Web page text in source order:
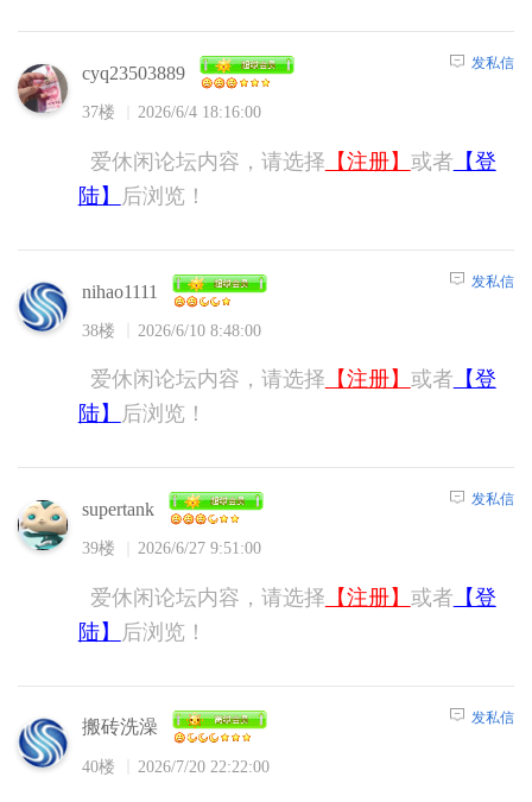
cyq23503889
37楼 2026/6/4 18:16:00
发私信
爱休闲论坛内容，请选择 【注册】 或者 【登
陆】
后浏览！
nihao1111
38楼 2026/6/10 8:48:00
发私信
爱休闲论坛内容，请选择 【注册】 或者 【登
陆】
后浏览！
supertank
39楼 2026/6/27 9:51:00
发私信
爱休闲论坛内容，请选择 【注册】 或者 【登
陆】
后浏览！
搬砖洗澡
40楼 2026/7/20 22:22:00
发私信